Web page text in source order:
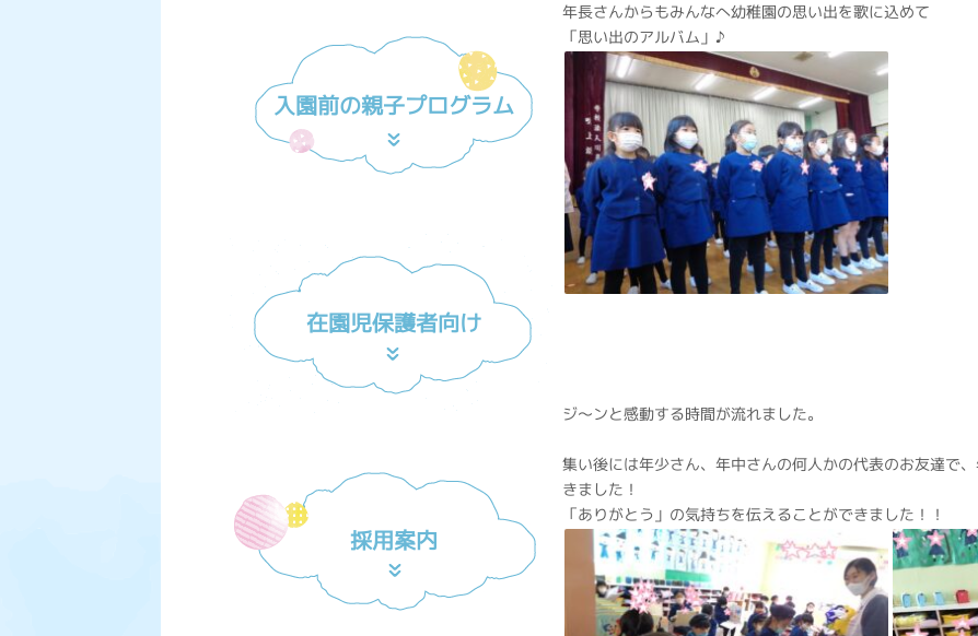
入園前の親子プログラム
在園児保護者向け
採用案内
年長さんからもみんなへ幼稚園の思い出を歌に込めて
「思い出のアルバム」♪
ジ～ンと感動する時間が流れました。
集い後には年少さん、年中さんの何人かの代表のお友達で
きました！
「ありがとう」の気持ちを伝えることができました！！